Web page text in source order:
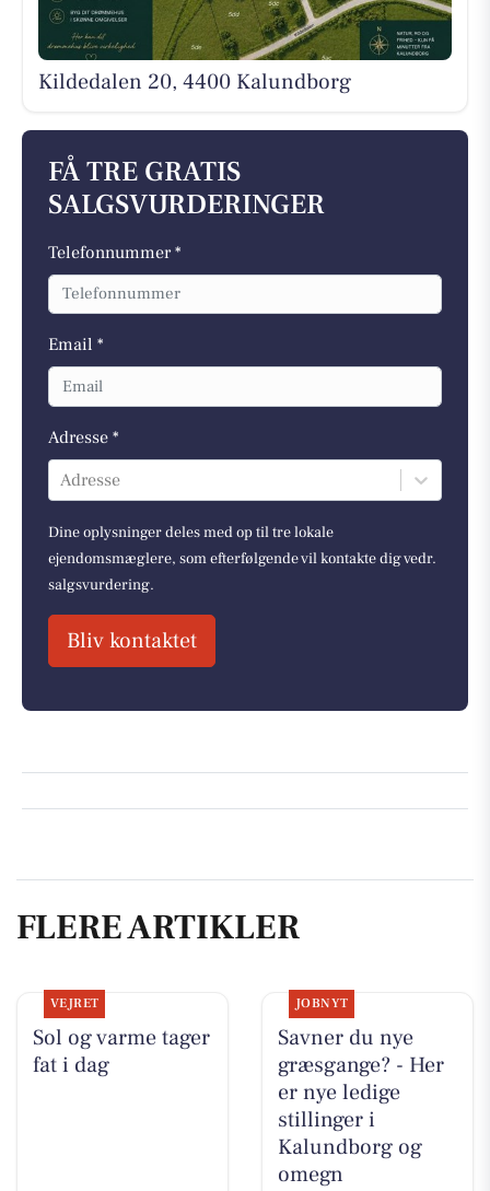
Kildedalen 20, 4400 Kalundborg
FÅ TRE GRATIS
SALGSVURDERINGER
Telefonnummer *
Email *
Adresse *
Adresse
Dine oplysninger deles med op til tre lokale
ejendomsmæglere, som efterfølgende vil kontakte dig vedr.
salgsvurdering.
Bliv kontaktet
FLERE ARTIKLER
VEJRET
Sol og varme tager
fat i dag
JOBNYT
Savner du nye
græsgange? - Her
er nye ledige
stillinger i
Kalundborg og
omegn